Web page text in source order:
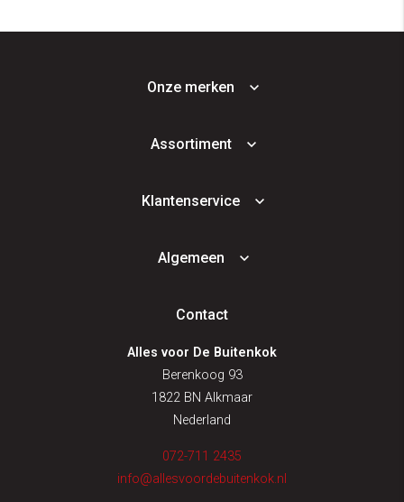
Onze merken
Assortiment
Klantenservice
Algemeen
Contact
Alles voor De Buitenkok
Berenkoog 93
1822 BN Alkmaar
Nederland
072-711 2435
info@allesvoordebuitenkok.nl